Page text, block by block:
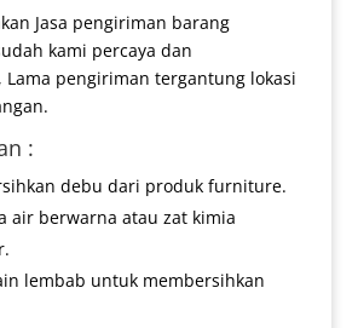
Jasa pengiriman barang
kami percaya dan
Lama pengiriman tergantung lokasi
:
debu dari produk furniture.
air berwarna atau zat kimia
lembab untuk membersihkan